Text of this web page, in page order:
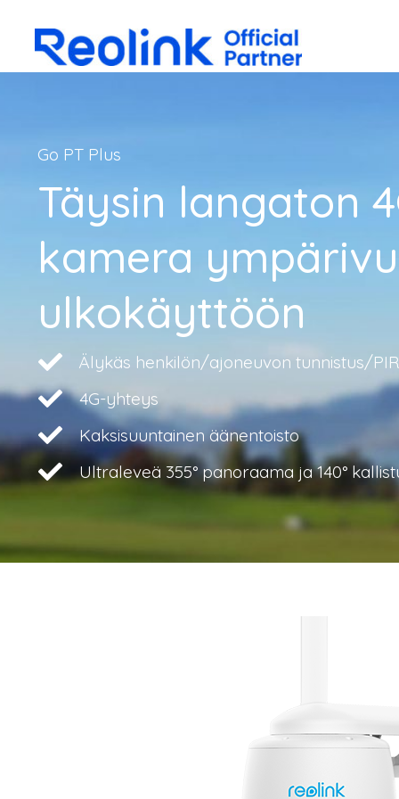
Go PT Plus
Täysin langaton
kamera
ulkokäyttöön
Älykäs henkilön/ajoneuvon tunnistus/
4G-yhteys
Kaksisuuntainen äänentoisto
Ultraleveä 355° panoraama ja 140°